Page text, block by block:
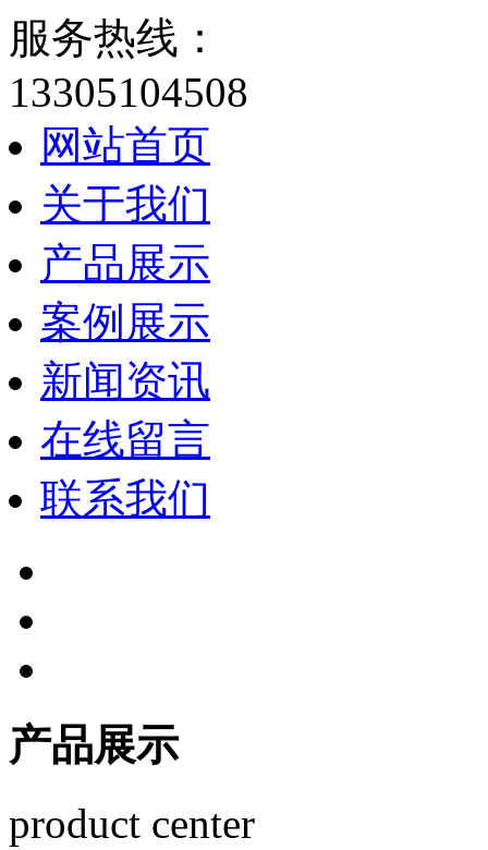
服务热线：
13305104508
网站首页
关于我们
产品展示
案例展示
新闻资讯
在线留言
联系我们
产品展示
product center